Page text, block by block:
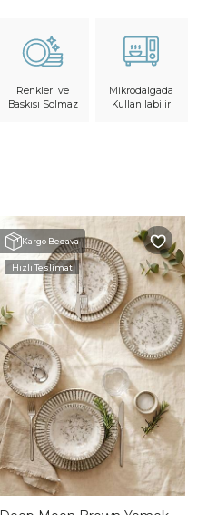
Renkleri ve
Baskısı Solmaz
Mikrodalgada
Kullanılabilir
Kargo Bedava
Hızlı Teslimat